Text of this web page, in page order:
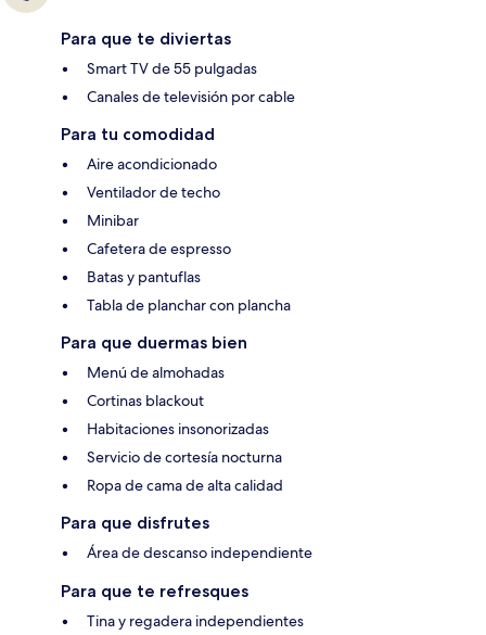
Para que te diviertas
Smart TV de 55 pulgadas
Canales de televisión por cable
Para tu comodidad
Aire acondicionado
Ventilador de techo
Minibar
Cafetera de espresso
Batas y pantuflas
Tabla de planchar con plancha
Para que duermas bien
Menú de almohadas
Cortinas blackout
Habitaciones insonorizadas
Servicio de cortesía nocturna
Ropa de cama de alta calidad
Para que disfrutes
Área de descanso independiente
Para que te refresques
Tina y regadera independientes